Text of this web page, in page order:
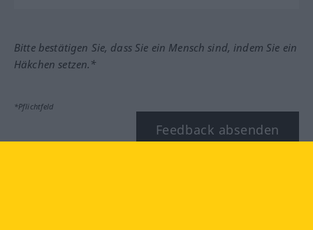
Bitte bestätigen Sie, dass Sie ein Mensch sind, indem Sie ein
Häkchen setzen.*
*Pflichtfeld
Feedback absenden